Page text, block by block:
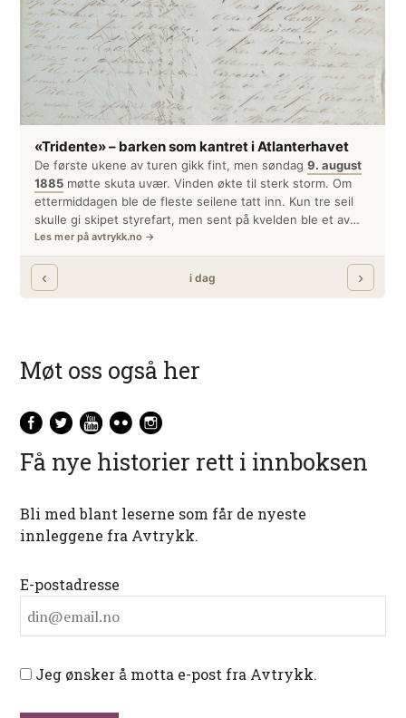
Møt oss også her
Få nye historier rett i innboksen
Bli med blant leserne som får de nyeste
innleggene fra Avtrykk.
E-postadresse
Jeg ønsker å motta e-post fra Avtrykk.